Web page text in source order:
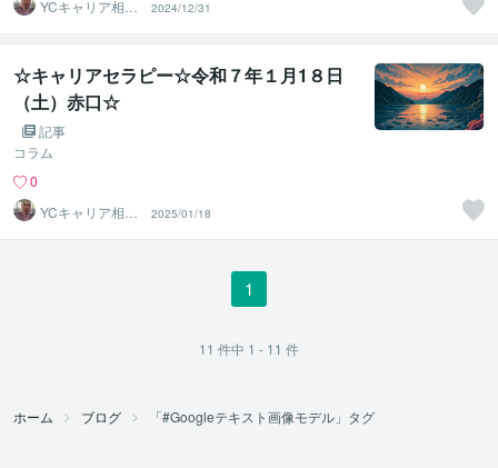
YCキャリア相談 2024/12/31
☆キャリアセラピー☆令和７年１月1８日
（土）赤口☆
記事
コラム
0
YCキャリア相談
2025/01/18
1
11 件中 1 - 11 件
ホーム ブログ 「#Googleテキスト画像モデル」タグ